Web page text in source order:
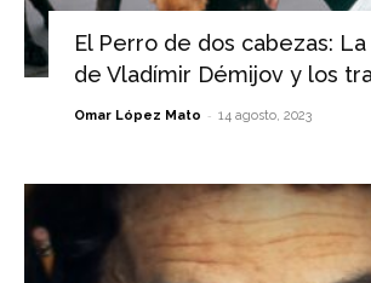
El Perro de dos cabezas:
de Vladímir Démijov y los
Omar López Mato - 14 agosto, 2023